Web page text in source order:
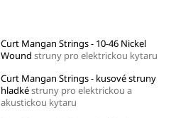
Curt Mangan Strings - 10-46 Nickel
Wound struny pro elektrickou kytaru
Curt Mangan Strings - kusové struny
hladkéstruny pro elektrickou a
akustickou kytaru